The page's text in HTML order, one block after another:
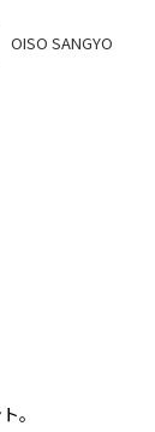
OISO SANGYO
。